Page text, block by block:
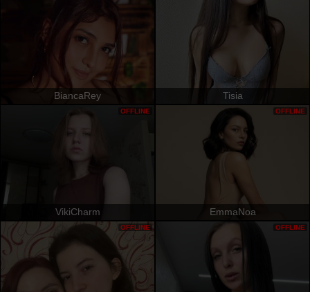
BiancaRey Tisia
VikiCharm
OFFLINE
EmmaNoa
OFFLINE
OFFLINE OFFLINE